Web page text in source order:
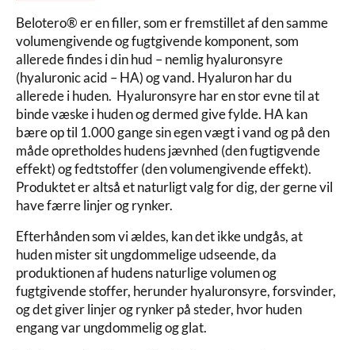
Belotero® er en filler, som er fremstillet af den samme
volumengivende og fugtgivende komponent, som
allerede findes i din hud – nemlig hyaluronsyre
(hyaluronic acid – HA) og vand. Hyaluron har du
allerede i huden. Hyaluronsyre har en stor evne til at
binde væske i huden og dermed give fylde. HA kan
bære op til 1.000 gange sin egen vægt i vand og på den
måde opretholdes hudens jævnhed (den fugtigvende
effekt) og fedtstoffer (den volumengivende effekt).
Produktet er altså et naturligt valg for dig, der gerne vil
have færre linjer og rynker.
Efterhånden som vi ældes, kan det ikke undgås, at
huden mister sit ungdommelige udseende, da
produktionen af hudens naturlige volumen og
fugtgivende stoffer, herunder hyaluronsyre, forsvinder,
og det giver linjer og rynker på steder, hvor huden
engang var ungdommelig og glat.